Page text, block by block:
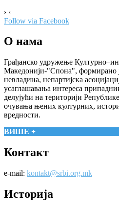
› ‹
Follow via Facebook
О нама
Грађанско удружење
Македонији-"Спона", формирано
невладина, непартијска
усаглашавања интереса
делујући на територији
очувања њених културних,
вредности.
ВИШЕ +
Контакт
e-mail: kontakt@srbi.org.mk
Историја